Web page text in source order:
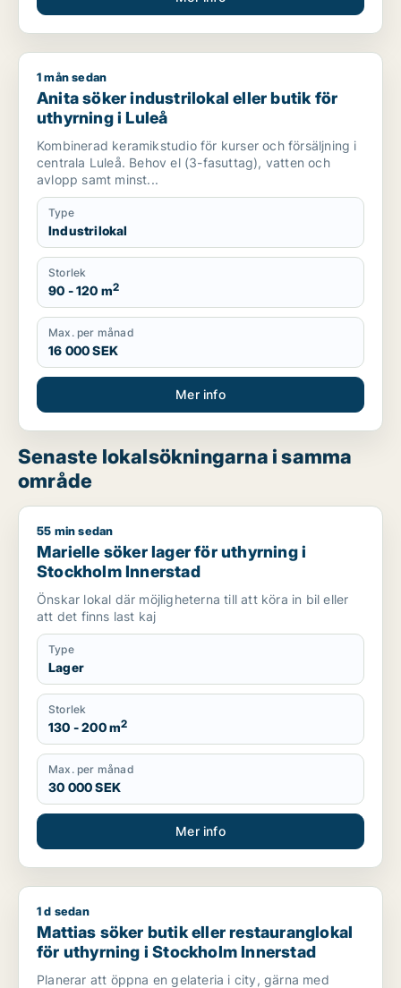
Anita söker industrilokal eller butik för uthyrning i Luleå
1 mån sedan
Anita söker industrilokal eller butik för
uthyrning i Luleå
Kombinerad keramikstudio för kurser och försäljning i
centrala Luleå. Behov el (3-fasuttag), vatten och
avlopp samt minst...
Type
Industrilokal
Storlek
90 - 120 m2
Max. per månad
16 000 SEK
Mer info
Senaste lokalsökningarna i samma
område
Marielle söker lager för uthyrning i Stockholm Innerstad
55 min sedan
Marielle söker lager för uthyrning i
Stockholm Innerstad
Önskar lokal där möjligheterna till att köra in bil eller
att det finns last kaj
Type
Lager
Storlek
130 - 200 m2
Max. per månad
30 000 SEK
Mer info
Mattias söker butik eller restauranglokal för uthyrning i
1 d sedan
Mattias söker butik eller restauranglokal
för uthyrning i Stockholm Innerstad
Planerar att öppna en gelateria i city, gärna med